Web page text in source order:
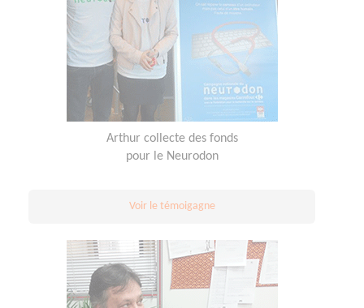
Arthur collecte des fonds
pour le Neurodon
Voir le témoigagne